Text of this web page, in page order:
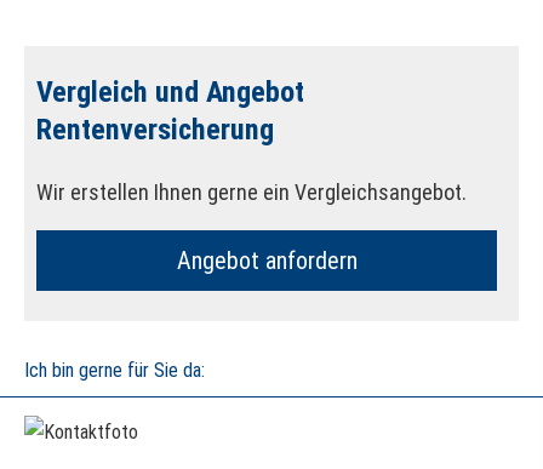
Vergleich und Angebot
Rentenversicherung
Wir erstellen Ihnen gerne ein Vergleichsangebot.
An­ge­bot an­for­dern
Ich bin gerne für Sie da: